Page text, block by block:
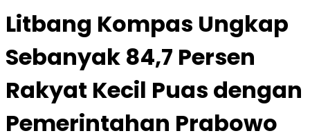
Litbang Kompas Ungkap
Sebanyak 84,7 Persen
Rakyat Kecil Puas dengan
Pemerintahan Prabowo